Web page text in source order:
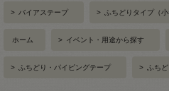
> バイアステープ > ふちどりタイプ（小
ホーム > イベント・用途から探す
> ふちどり・パイピングテープ > ふち